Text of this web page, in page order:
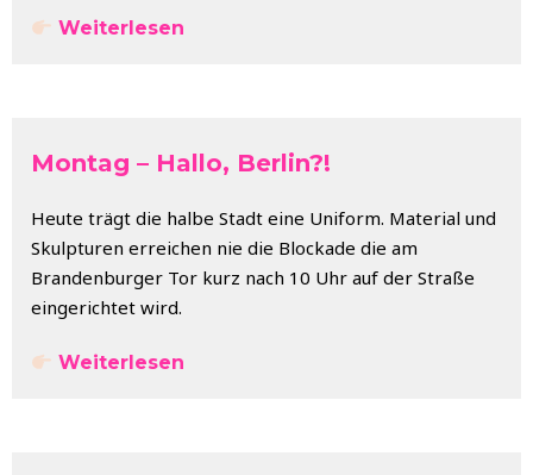
Weiterlesen
Montag – Hallo, Berlin?!
Heute trägt die halbe Stadt eine Uniform. Material und
Skulpturen erreichen nie die Blockade die am
Brandenburger Tor kurz nach 10 Uhr auf der Straße
eingerichtet wird.
Weiterlesen